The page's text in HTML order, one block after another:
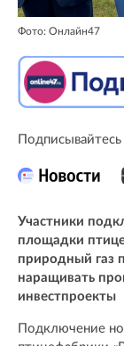
Фото: Онлайн47
Подписывайтесь
Участники
площадки
природный газ
наращивать
инвестпроекты
Подключение